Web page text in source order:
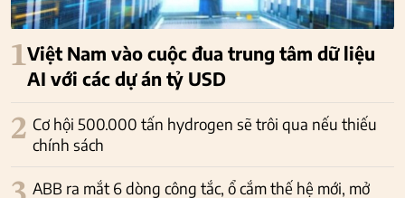
1Việt Nam vào cuộc đua trung tâm dữ liệu
AI với các dự án tỷ USD
2 Cơ hội 500.000 tấn hydrogen sẽ trôi qua nếu thiếu
chính sách
ABB ra mắt 6 dòng công tắc, ổ cắm thế hệ mới, mở